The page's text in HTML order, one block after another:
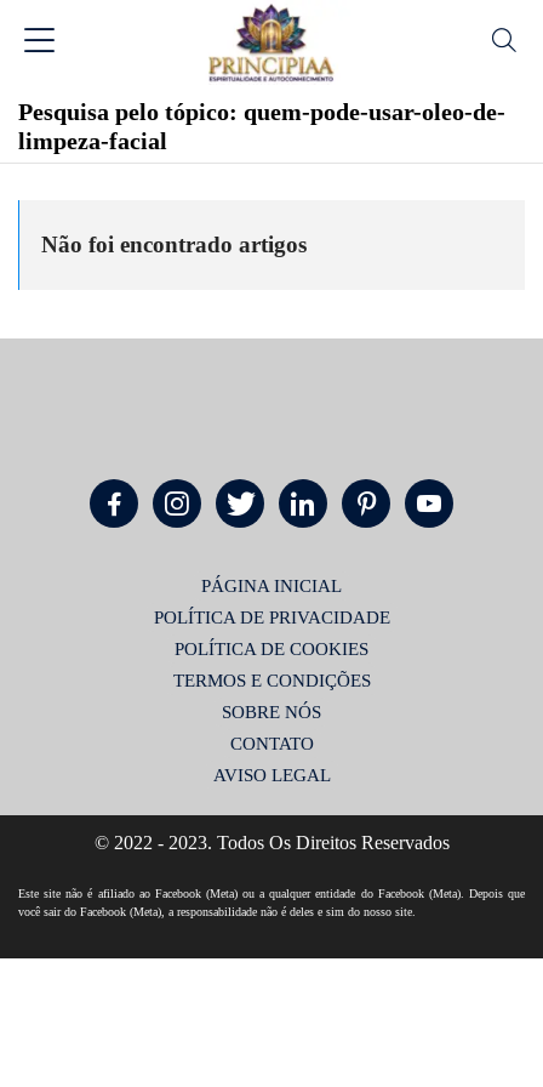
Pesquisa pelo tópico: quem-pode-usar-oleo-de-
limpeza-facial
Não foi encontrado artigos
PÁGINA INICIAL
POLÍTICA DE PRIVACIDADE
POLÍTICA DE COOKIES
TERMOS E CONDIÇÕES
SOBRE NÓS
CONTATO
AVISO LEGAL
© 2022 - 2023. Todos Os Direitos Reservados
Este site não é afiliado ao Facebook (Meta) ou a qualquer entidade do Facebook (Meta). Depois que
você sair do Facebook (Meta), a responsabilidade não é deles e sim do nosso site.